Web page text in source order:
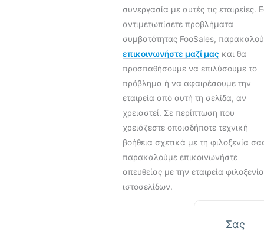
συνεργασία με αυτές τις εταιρείες.
αντιμετωπίσετε προβλήματα
συμβατότητας FooSales,
επικοινωνήστε μαζί μας και θα
προσπαθήσουμε να επιλύσουμε το
πρόβλημα ή να αφαιρέσουμε την
εταιρεία από αυτή τη σελίδα, αν
χρειαστεί. Σε περίπτωση που
χρειάζεστε οποιαδήποτε τεχνική
βοήθεια σχετικά με τη φιλοξενία
παρακαλούμε επικοινωνήστε
απευθείας με την εταιρεία
ιστοσελίδων.
Σας